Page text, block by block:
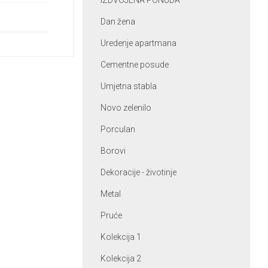
Dan žena
Uredenje apartmana
Cementne posude
Umjetna stabla
Novo zelenilo
Porculan
Borovi
Dekoracije - životinje
Metal
Pruće
Kolekcija 1
Kolekcija 2